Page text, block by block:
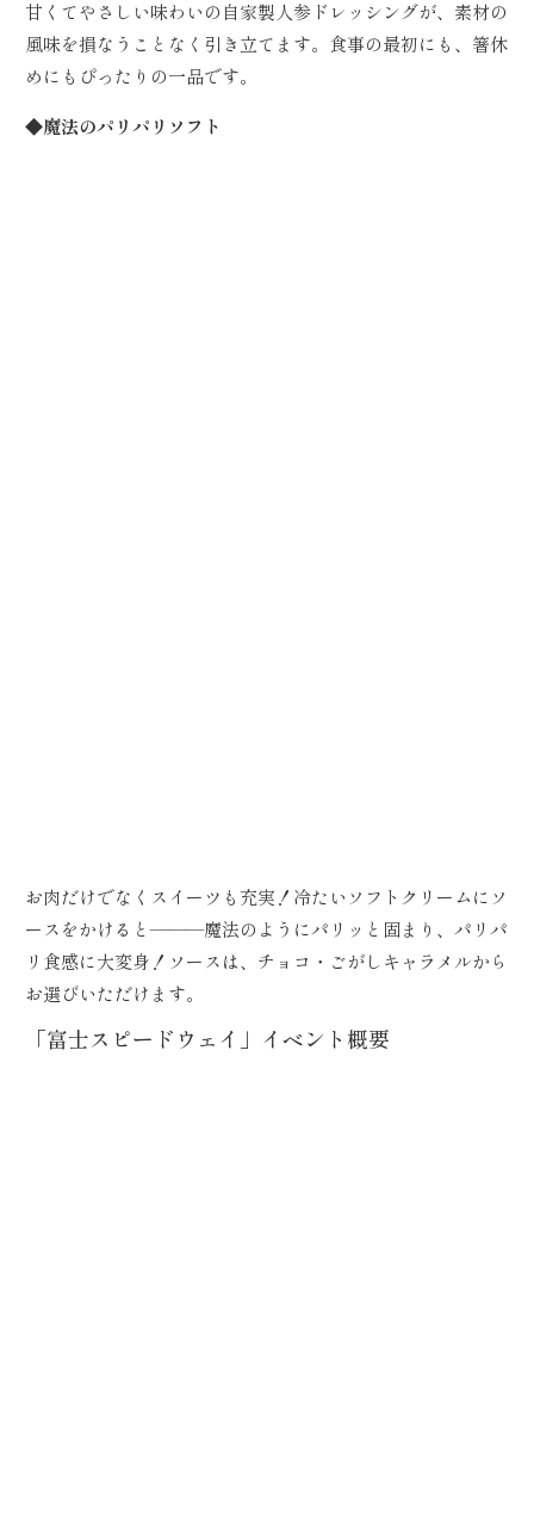
甘くてやさしい味わいの自家製人参ドレッシングが、素材の
風味を損なうことなく引き立てます。食事の最初にも、箸休
めにもぴったりの一品です。
◆魔法のパリパリソフト
お肉だけでなくスイーツも充実！冷たいソフトクリームにソ
ースをかけると―――魔法のようにパリッと固まり、パリパ
リ食感に大変身！ソースは、チョコ・ごがしキャラメルから
お選びいただけます。
「富士スピードウェイ」イベント概要